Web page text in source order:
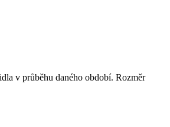
v průběhu daného období. Rozměr